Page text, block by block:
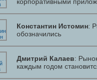
Константин Истомин:
обозначились
Дмитрий Калаев:
каждым годом